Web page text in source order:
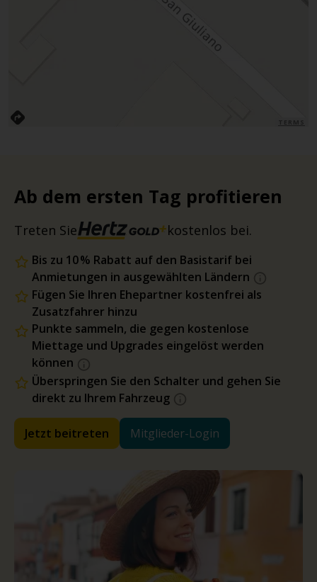
Ab dem ersten Tag profitieren
Treten Sie kostenlos bei.
Bis zu 10 % Rabatt auf den Basistarif bei
Anmietungen in ausgewählten Ländern
Fügen Sie Ihren Ehepartner kostenfrei als
Zusatzfahrer hinzu
Punkte sammeln, die gegen kostenlose
Miettage und Upgrades eingelöst werden
können
Überspringen Sie den Schalter und gehen Sie
direkt zu Ihrem Fahrzeug
Jetzt beitreten Mitglieder-Login